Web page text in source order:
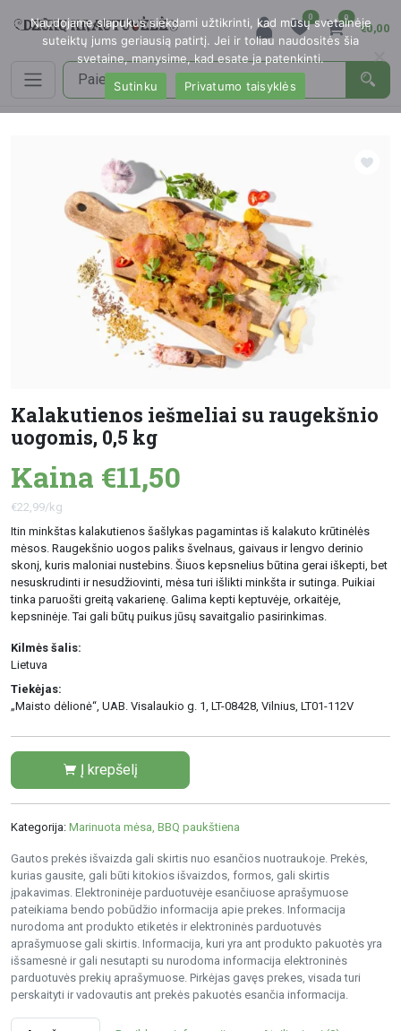
0 0
€0,00
Kalakutienos iešmeliai su raugekšnio
uogomis, 0,5 kg
Kaina €11,50
€22,99/kg
Itin minkštas kalakutienos šašlykas pagamintas iš kalakuto krūtinėlės
mėsos. Raugekšnio uogos paliks švelnaus, gaivaus ir lengvo derinio
skonį, kuris maloniai nustebins. Šiuos kepsnelius būtina gerai iškepti, bet
nesuskrudinti ir nesudžiovinti, mėsa turi išlikti minkšta ir sutinga. Puikiai
tinka paruošti greitą vakarienę. Galima kepti keptuvėje, orkaitėje,
kepsninėje. Tai gali būtų puikus jūsų savaitgalio pasirinkimas.
Kilmės šalis:
Lietuva
Tiekėjas:
„Maisto dėlionė“, UAB. Visalaukio g. 1, LT-08428, Vilnius, LT01-112V
Į krepšelį
Kategorija: Marinuota mėsa, BBQ paukštiena
Gautos prekės išvaizda gali skirtis nuo esančios nuotraukoje. Prekės,
kurias gausite, gali būti kitokios išvaizdos, formos, gali skirtis
įpakavimas. Elektroninėje parduotuvėje esančiuose aprašymuose
pateikiama bendo pobūdžio informacija apie prekes. Informacija
nurodoma ant produkto etiketės ir elektroninės parduotuvės
aprašymuose gali skirtis. Informacija, kuri yra ant produkto pakuotės yra
išsamesnė ir gali nesutapti su nurodoma informacija elektroninės
parduotuvės prekių aprašymuose. Pirkėjas gavęs prekes, visada turi
perskaityti ir vadovautis ant prekės pakuotės esančia informacija.
Naudojame slapukus siekdami užtikrinti, kad mūsų svetainėje
suteiktų jums geriausią patirtį. Jei ir toliau naudositės šia
svetaine, manysime, kad esate ja patenkinti.
Sutinku
Privatumo taisyklės